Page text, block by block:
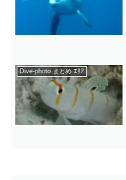
Dive-photo まとめ ｴﾘｱ